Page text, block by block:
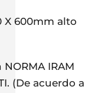
X 600mm alto
IRAM
(De acuerdo a